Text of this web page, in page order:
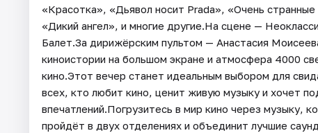
«Красотка», «Дьявол носит Prada», «Очень
«Дикий ангел», и многие другие.На сцене —
Балет.За дирижёрским пультом — Анастасия
киноистории на большом экране и атмосфера 4000
кино.Этот вечер станет идеальным выбором для
всех, кто любит кино, ценит живую музыку и хочет
впечатлений.Погрузитесь в мир кино через
пройдёт в двух отделениях и объединит лучшие